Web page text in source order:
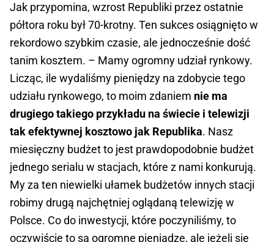
Jak przypomina, wzrost Republiki przez ostatnie
półtora roku był 70-krotny. Ten sukces osiągnięto w
rekordowo szybkim czasie, ale jednocześnie dość
tanim kosztem. – Mamy ogromny udział rynkowy.
Licząc, ile wydaliśmy pieniędzy na zdobycie tego
udziału rynkowego, to moim zdaniem nie ma
drugiego takiego przykładu na świecie i telewizji
tak efektywnej kosztowo jak Republika. Nasz
miesięczny budżet to jest prawdopodobnie budżet
jednego serialu w stacjach, które z nami konkurują.
My za ten niewielki ułamek budżetów innych stacji
robimy drugą najchętniej oglądaną telewizję w
Polsce. Co do inwestycji, które poczyniliśmy, to
oczywiście to są ogromne pieniądze, ale jeżeli się